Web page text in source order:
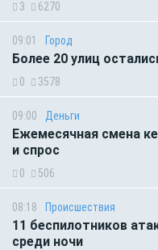
3 6270
09:01 Город
Более 20 улиц
0 3578
09:00 Деньги
Ежемесячная смена
и спрос
0 506
08:18 Происшествия
11 беспилотников
среди ночи